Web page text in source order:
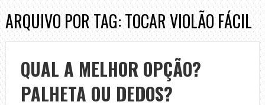
ARQUIVO POR TAG: TOCAR VIOLÃO FÁCIL
QUAL A MELHOR OPÇÃO?
PALHETA OU DEDOS?